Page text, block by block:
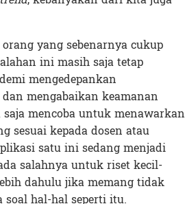
yang sebenarnya cukup
ini masih saja tetap
mengedepankan
mengabaikan keamanan
mencoba untuk menawarkan
sesuai kepada dosen atau
satu ini sedang menjadi
salahnya untuk riset kecil-
dahulu jika memang tidak
soal hal-hal seperti itu.